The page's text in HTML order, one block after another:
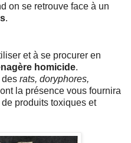
on se retrouve face à un
.
et à se procurer en
homicide.
des rats, doryphores,
la présence vous fournira
produits toxiques et